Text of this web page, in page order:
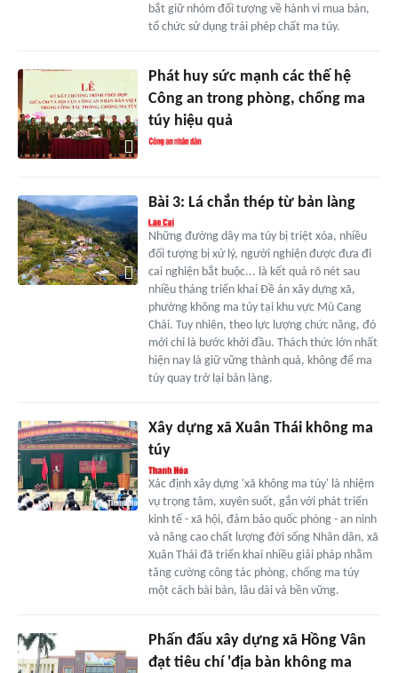
bắt giữ nhóm đối tượng về hành vi mua bán,
tổ chức sử dụng trái phép chất ma túy.
Phát huy sức mạnh các thế hệ
Công an trong phòng, chống ma
túy hiệu quả
Bài 3: Lá chắn thép từ bản làng
Những đường dây ma túy bị triệt xóa, nhiều
đối tượng bị xử lý, người nghiện được đưa đi
cai nghiện bắt buộc... là kết quả rõ nét sau
nhiều tháng triển khai Đề án xây dựng xã,
phường không ma túy tại khu vực Mù Cang
Chải. Tuy nhiên, theo lực lượng chức năng, đó
mới chỉ là bước khởi đầu. Thách thức lớn nhất
hiện nay là giữ vững thành quả, không để ma
túy quay trở lại bản làng.
Xây dựng xã Xuân Thái không ma
túy
Xác định xây dựng 'xã không ma túy' là nhiệm
vụ trọng tâm, xuyên suốt, gắn với phát triển
kinh tế - xã hội, đảm bảo quốc phòng - an ninh
và nâng cao chất lượng đời sống Nhân dân, xã
Xuân Thái đã triển khai nhiều giải pháp nhằm
tăng cường công tác phòng, chống ma túy
một cách bài bản, lâu dài và bền vững.
Phấn đấu xây dựng xã Hồng Vân
đạt tiêu chí 'địa bàn không ma